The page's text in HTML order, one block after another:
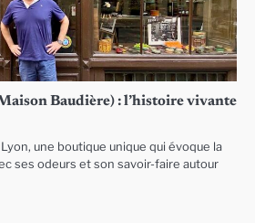
Baudière) : l’histoire vivante
une boutique unique qui évoque la
ses odeurs et son savoir-faire autour